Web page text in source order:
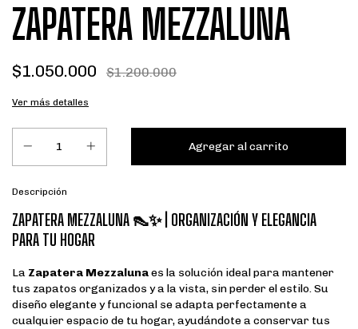
ZAPATERA MEZZALUNA
$1.050.000 $1.200.000
Ver más detalles
Descripción
ZAPATERA MEZZALUNA 👠✨ | ORGANIZACIÓN Y ELEGANCIA
PARA TU HOGAR
La Zapatera Mezzalunaes la solución ideal para mantener
tus zapatos organizados y a la vista, sin perder el estilo. Su
diseño elegante y funcional se adapta perfectamente a
cualquier espacio de tu hogar, ayudándote a conservar tus